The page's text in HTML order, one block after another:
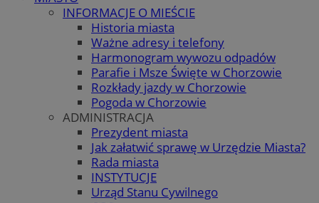
INFORMACJE O MIEŚCIE
Historia miasta
Ważne adresy i telefony
Harmonogram wywozu odpadów
Parafie i Msze Święte w Chorzowie
Rozkłady jazdy w Chorzowie
Pogoda w Chorzowie
ADMINISTRACJA
Prezydent miasta
Jak załatwić sprawę w Urzędzie Miasta?
Rada miasta
INSTYTUCJE
Urząd Stanu Cywilnego